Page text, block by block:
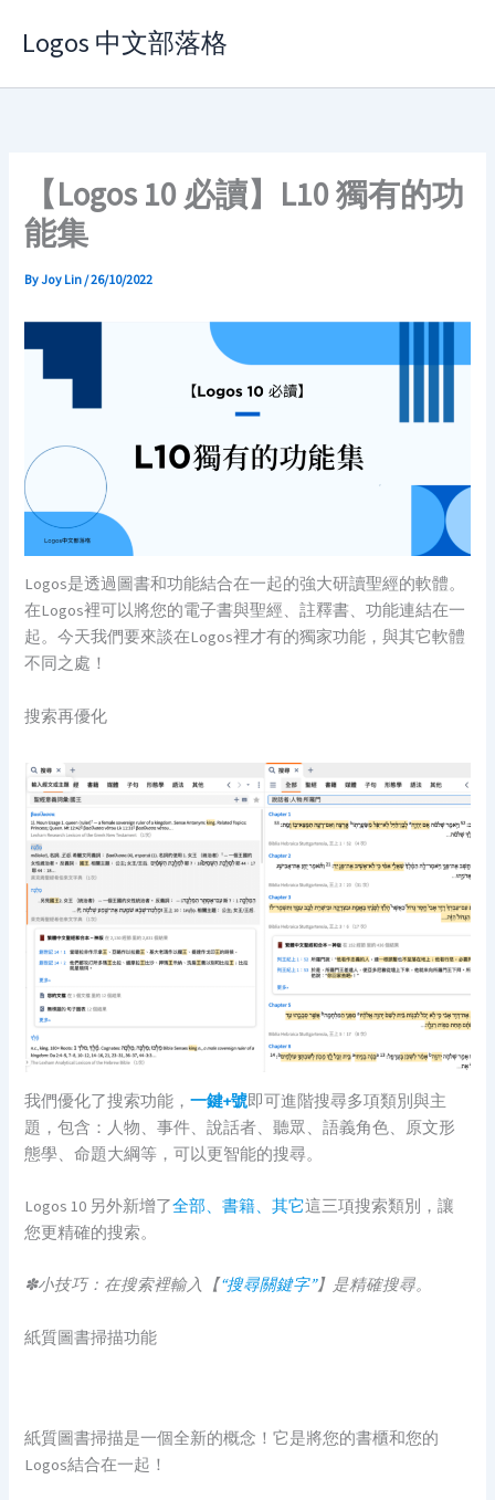
Logos 中文部落格
【Logos 10 必讀】L10 獨有的功
能集
ByJoy Lin/26/10/2022
Logos是透過圖書和功能結合在一起的強大研讀聖經的軟體。
在Logos裡可以將您的電子書與聖經、註釋書、功能連結在一
起。今天我們要來談在Logos裡才有的獨家功能，與其它軟體
不同之處！
搜索再優化
我們優化了搜索功能，一鍵+號即可進階搜尋多項類別與主
題，包含：人物、事件、說話者、聽眾、語義角色、原文形
態學、命題大綱等，可以更智能的搜尋。
Logos 10 另外新增了全部、書籍、其它這三項搜索類別，讓
您更精確的搜索。
✽小技巧：在搜索裡輸入【“搜尋關鍵字”】是精確搜尋。
紙質圖書掃描功能
紙質圖書掃描是一個全新的概念！它是將您的書櫃和您的
Logos結合在一起！